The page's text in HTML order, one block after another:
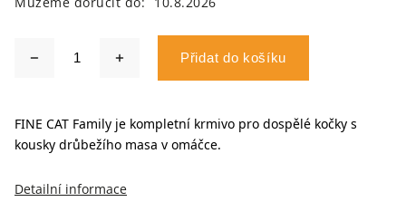
Přidat do košíku
FINE CAT Family je kompletní krmivo pro dospělé kočky s
kousky drůbežího masa v omáčce.
Detailní informace